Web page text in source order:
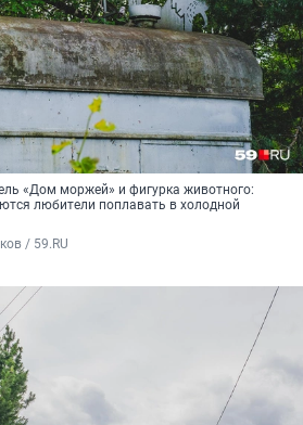
«Дом моржей» и фигурка животного:
любители поплавать в холодной
/ 59.RU